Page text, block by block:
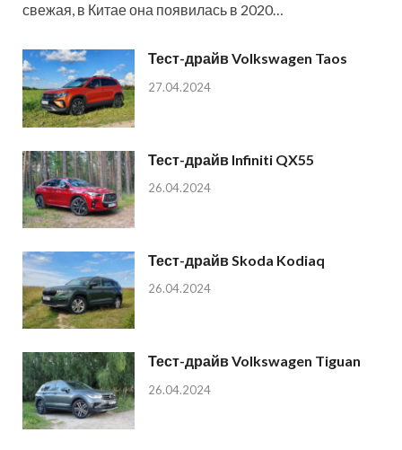
свежая, в Китае она появилась в 2020…
Тест-драйв Volkswagen Taos
27.04.2024
Тест-драйв Infiniti QX55
26.04.2024
Тест-драйв Skoda Kodiaq
26.04.2024
Тест-драйв Volkswagen Tiguan
26.04.2024